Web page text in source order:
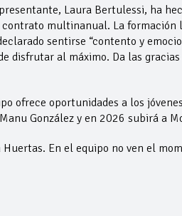
Laura Bertulessi, ha
multinanual. La formación
sentirse “contento y
disfrutar al máximo. Da las
ofrece oportunidades a los
González y en 2026 subirá a
En el equipo no ven el